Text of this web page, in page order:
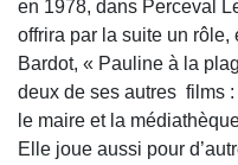
en 1978, dans Perceval
offrira par la suite un rôle,
Bardot, « Pauline à la
deux de ses autres films :
le maire et la
Elle joue aussi pour